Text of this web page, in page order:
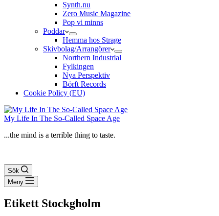
Synth.nu
Zero Music Magazine
Pop vi minns
Poddar
Hemma hos Strage
Skivbolag/Arrangörer
Northern Industrial
Fylkingen
Nya Perspektiv
Börft Records
Cookie Policy (EU)
My Life In The So-Called Space Age
...the mind is a terrible thing to taste.
Sök
Meny
Etikett Stockgholm